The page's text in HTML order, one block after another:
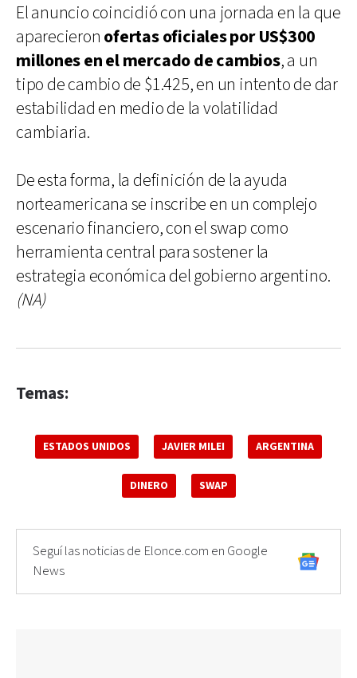
El anuncio coincidió con una jornada en la que
aparecieron ofertas oficiales por US$300
millones en el mercado de cambios, a un
tipo de cambio de $1.425, en un intento de dar
estabilidad en medio de la volatilidad
cambiaria.
De esta forma, la definición de la ayuda
norteamericana se inscribe en un complejo
escenario financiero, con el swap como
herramienta central para sostener la
estrategia económica del gobierno argentino.
(NA)
Temas:
ESTADOS UNIDOS JAVIER MILEI ARGENTINA
DINERO SWAP
Seguí las noticias de Elonce.com en Google
News